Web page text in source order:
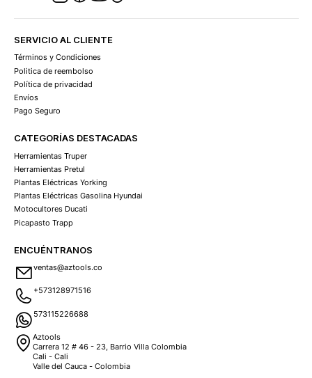
SERVICIO AL CLIENTE
Términos y Condiciones
Politica de reembolso
Política de privacidad
Envíos
Pago Seguro
CATEGORÍAS DESTACADAS
Herramientas Truper
Herramientas Pretul
Plantas Eléctricas Yorking
Plantas Eléctricas Gasolina Hyundai
Motocultores Ducati
Picapasto Trapp
ENCUÉNTRANOS
ventas@aztools.co
+573128971516
573115226688
Aztools
Carrera 12 # 46 - 23, Barrio Villa Colombia
Cali - Cali
Valle del Cauca - Colombia